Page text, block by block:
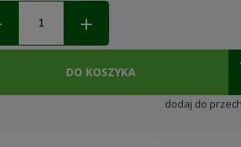
DO KOSZYKA
dodaj do